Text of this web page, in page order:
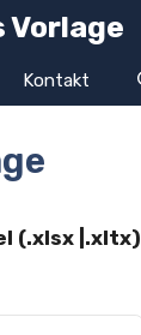
Kontakt
(.xlsx |.xltx)